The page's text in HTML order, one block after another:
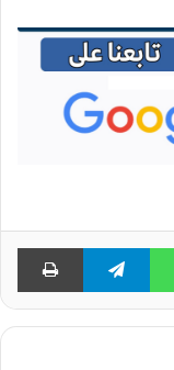
واتساب تيلقرام